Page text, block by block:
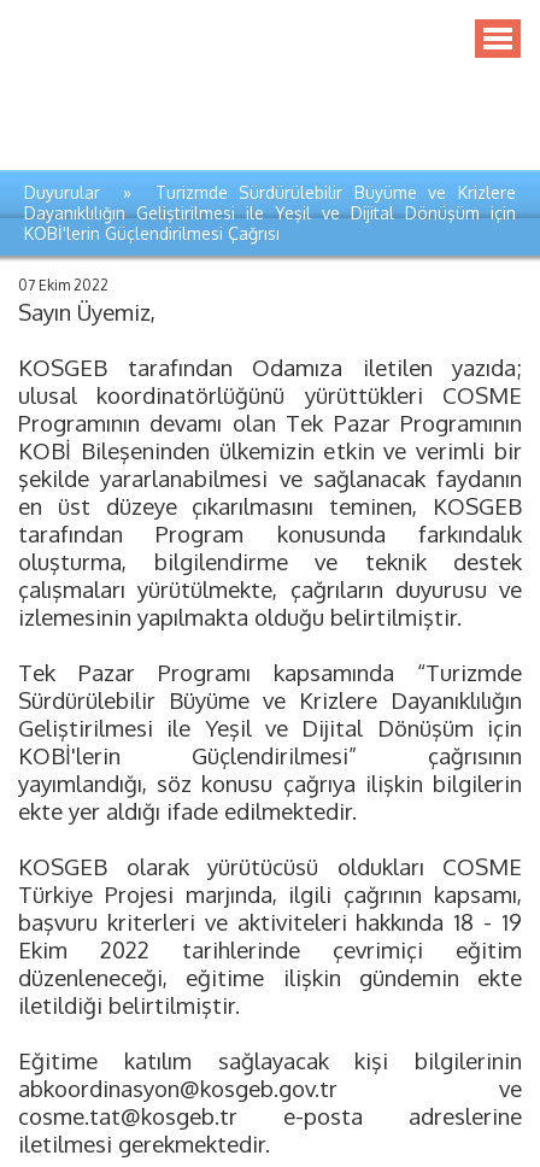
Duyurular » Turizmde Sürdürülebilir Büyüme ve Krizlere
Dayanıklılığın Geliştirilmesi ile Yeşil ve Dijital Dönüşüm için
KOBİ'lerin Güçlendirilmesi Çağrısı
07 Ekim 2022
Sayın Üyemiz,
KOSGEB tarafından Odamıza iletilen yazıda;
ulusal koordinatörlüğünü yürüttükleri COSME
Programının devamı olan Tek Pazar Programının
KOBİ Bileşeninden ülkemizin etkin ve verimli bir
şekilde yararlanabilmesi ve sağlanacak faydanın
en üst düzeye çıkarılmasını teminen, KOSGEB
tarafından Program konusunda farkındalık
oluşturma, bilgilendirme ve teknik destek
çalışmaları yürütülmekte, çağrıların duyurusu ve
izlemesinin yapılmakta olduğu belirtilmiştir.
Tek Pazar Programı kapsamında “Turizmde
Sürdürülebilir Büyüme ve Krizlere Dayanıklılığın
Geliştirilmesi ile Yeşil ve Dijital Dönüşüm için
KOBİ'lerin Güçlendirilmesi” çağrısının
yayımlandığı, söz konusu çağrıya ilişkin bilgilerin
ekte yer aldığı ifade edilmektedir.
KOSGEB olarak yürütücüsü oldukları COSME
Türkiye Projesi marjında, ilgili çağrının kapsamı,
başvuru kriterleri ve aktiviteleri hakkında 18 - 19
Ekim 2022 tarihlerinde çevrimiçi eğitim
düzenleneceği, eğitime ilişkin gündemin ekte
iletildiği belirtilmiştir.
Eğitime katılım sağlayacak kişi bilgilerinin
abkoordinasyon@kosgeb.gov.tr ve
cosme.tat@kosgeb.tr e-posta adreslerine
iletilmesi gerekmektedir.